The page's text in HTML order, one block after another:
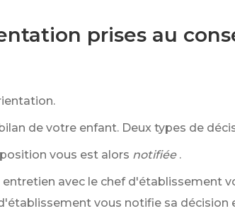
prises au
de votre enfant. Deux types de
vous est alors notifiée .
avec le chef d'établissement
vous notifie sa décision